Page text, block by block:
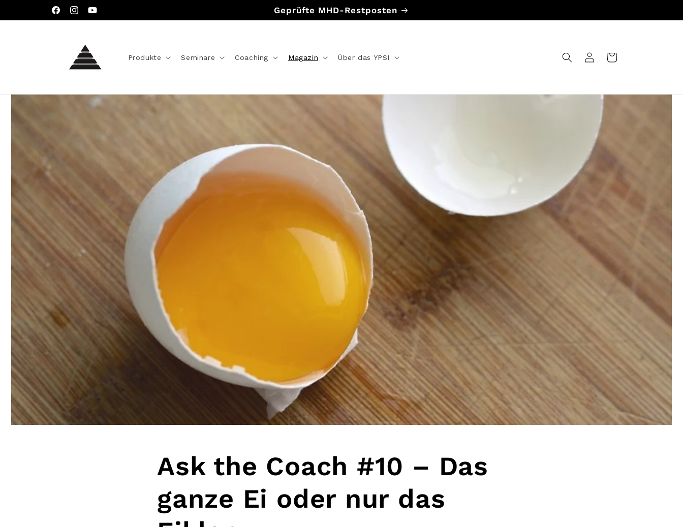
Inhalt
FacebookInstagramYouTube
Geprüfte MHD-Restposten
Produkte Seminare Coaching Magazin Über das YPSI EinloggenWarenkorb
Ask the Coach #10 – Das
ganze Ei oder nur das